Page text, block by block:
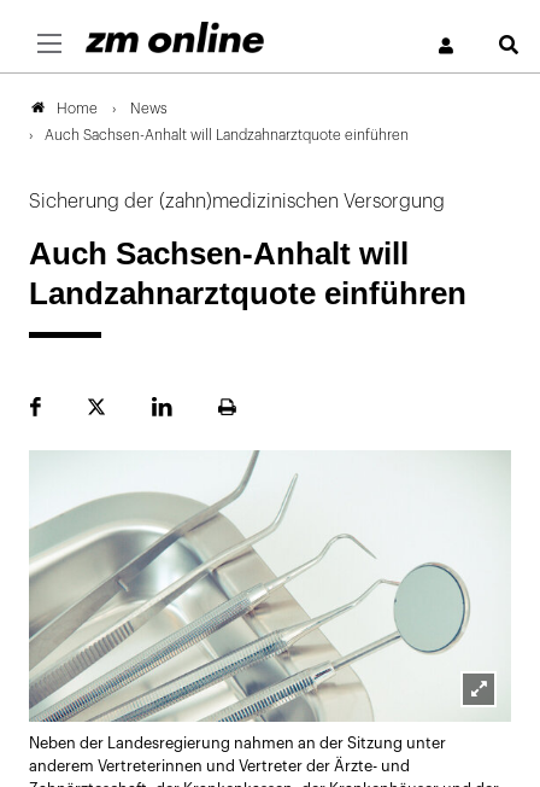
Home
News
Auch Sachsen-Anhalt will Landzahnarztquote einführen
Sicherung der (zahn)medizinischen Versorgung
Auch Sachsen-Anhalt will
Landzahnarztquote einführen
FacebookPlattformLinekdInSeite
Lightbox
Neben der Landesregierung nahmen an der Sitzung unter
anderem Vertreterinnen und Vertreter der Ärzte- und